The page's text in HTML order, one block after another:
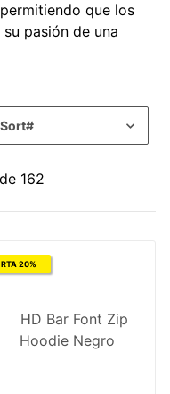
que los
pasión de una
162
20%